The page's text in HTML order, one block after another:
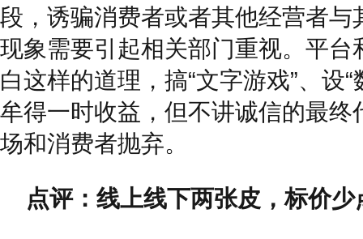
段，诱骗消费者或者其他经营者与
现象需要引起相关部门重视。平台
白这样的道理，搞“文字游戏”、设
牟得一时收益，但不讲诚信的最终
场和消费者抛弃。
点评：线上线下两张皮，标价